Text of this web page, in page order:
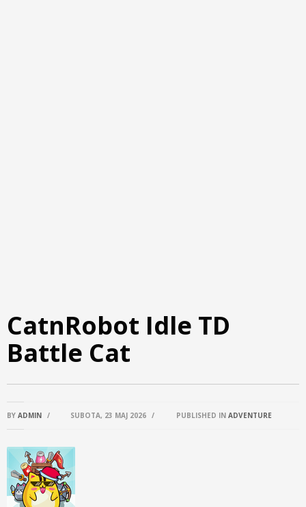
CatnRobot Idle TD
Battle Cat
BY ADMIN / SUBOTA, 23 MAJ 2026 / PUBLISHED IN ADVENTURE